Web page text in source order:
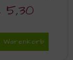
5,30
Warenkorb